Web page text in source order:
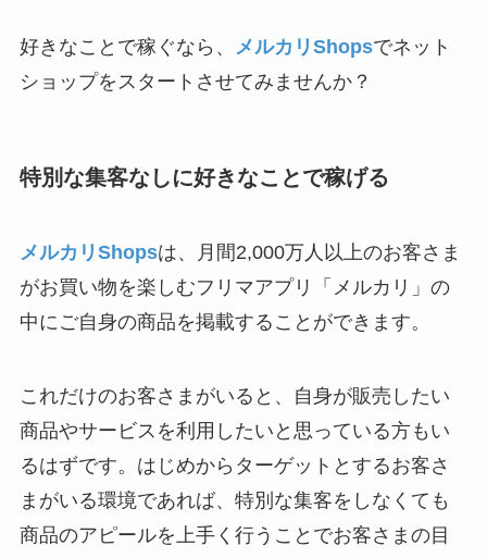
好きなことで稼ぐなら、 メルカリShopsでネット
ショップをスタートさせてみませんか？
特別な集客なしに好きなことで稼げる
メルカリShopsは、月間2,000万人以上のお客さま
がお買い物を楽しむフリマアプリ「メルカリ」の
中にご自身の商品を掲載することができます。
これだけのお客さまがいると、自身が販売したい
商品やサービスを利用したいと思っている方もい
るはずです。はじめからターゲットとするお客さ
まがいる環境であれば、特別な集客をしなくても
商品のアピールを上手く行うことでお客さまの目